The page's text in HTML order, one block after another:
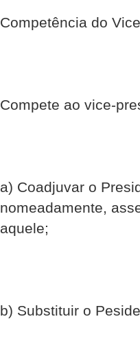
Competência do
Compete ao vice-
a) Coadjuvar o
nomeadamente,
aquele;
b) Substituir o